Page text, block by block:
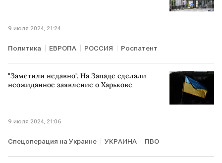
9 июля 2024, 21:24
Политика ЕВРОПА РОССИЯ Роспатент
"Заметили недавно". На Западе сделали
неожиданное заявление о Харькове
9 июля 2024, 21:06
Спецоперация на Украине УКРАИНА ПВО